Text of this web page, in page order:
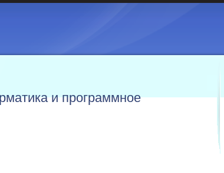
и программное